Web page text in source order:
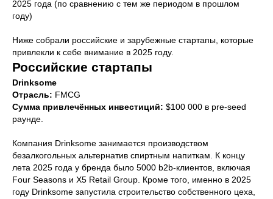
2025 года (по сравнению с тем же периодом в прошлом
году)
Ниже собрали российские и зарубежные стартапы, которые
привлекли к себе внимание в 2025 году.
Российские стартапы
Drinksome
Отрасль: FMCG
Сумма привлечённых инвестиций: $100 000 в pre-seed
раунде.
Компания Drinksome занимается производством
безалкогольных альтернатив спиртным напиткам. К концу
лета 2025 года у бренда было 5000 b2b-клиентов, включая
Four Seasons и X5 Retail Group. Кроме того, именно в 2025
году Drinksome запустила строительство собственного цеха,